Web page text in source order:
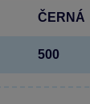
ČERNÁ
500